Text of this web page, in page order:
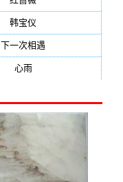
韩宝仪
下一次相遇
心雨(232)